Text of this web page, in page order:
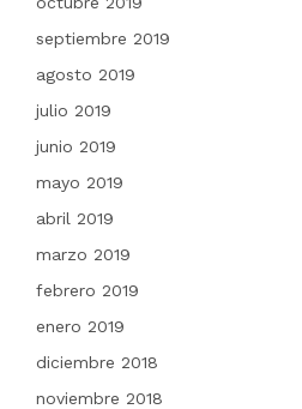
septiembre 2019
agosto 2019
julio 2019
junio 2019
mayo 2019
abril 2019
marzo 2019
febrero 2019
enero 2019
diciembre 2018
noviembre 2018